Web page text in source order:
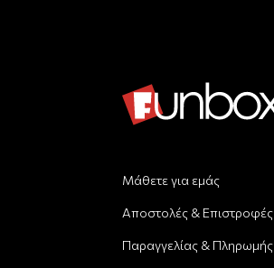
Μάθετε για εμάς
Αποστολές & Επιστροφές
Παραγγελίας & Πληρωμής